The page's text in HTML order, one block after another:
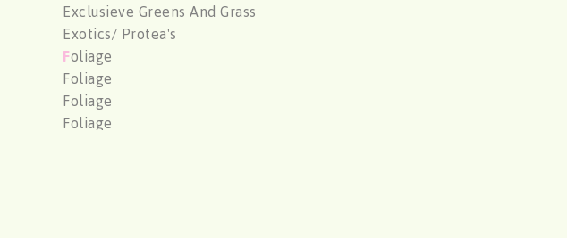
Exclusieve Greens And Grass
Exotics/ Protea's
Foliage
Foliage
Foliage
Foliage